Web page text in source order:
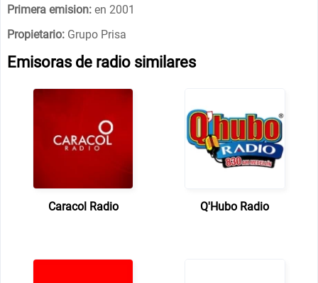
Primera emision: en 2001
Propietario: Grupo Prisa
Emisoras de radio similares
Caracol Radio Q'Hubo Radio